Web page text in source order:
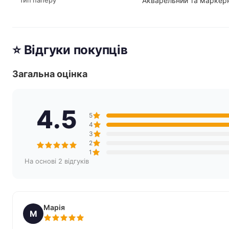
⭐ Відгуки покупців
Загальна оцінка
4.5
На основі 2 відгуків
5
4
3
2
1
М
Марія